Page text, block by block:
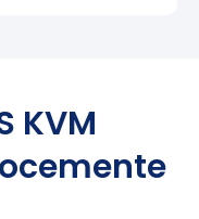
KVM